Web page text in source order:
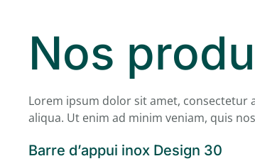
Nos
Lorem ipsum dolor sit amet,
aliqua. Ut enim ad minim veniam, quis
Barre d’appui inox Design 30